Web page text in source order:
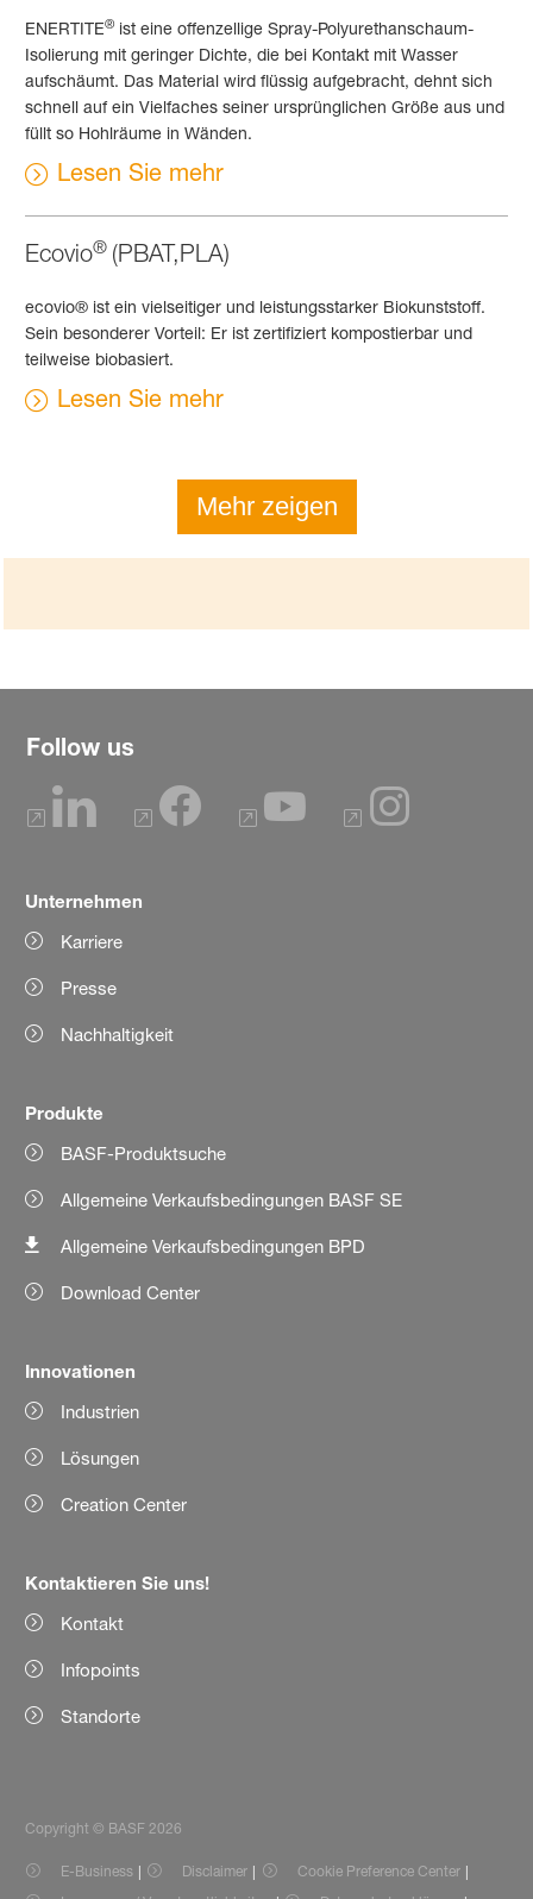
ENERTITE® ist eine offenzellige Spray-Polyurethanschaum-
Isolierung mit geringer Dichte, die bei Kontakt mit Wasser
aufschäumt. Das Material wird flüssig aufgebracht, dehnt sich
schnell auf ein Vielfaches seiner ursprünglichen Größe aus und
füllt so Hohlräume in Wänden.
Lesen Sie mehr
Ecovio® (PBAT,PLA)
ecovio® ist ein vielseitiger und leistungsstarker Biokunststoff.
Sein besonderer Vorteil: Er ist zertifiziert kompostierbar und
teilweise biobasiert.
Lesen Sie mehr
Mehr zeigen
Follow us
Unternehmen
Karriere
Presse
Nachhaltigkeit
Produkte
BASF-Produktsuche
Allgemeine Verkaufsbedingungen BASF SE
Allgemeine Verkaufsbedingungen BPD
Download Center
Innovationen
Industrien
Lösungen
Creation Center
Kontaktieren Sie uns!
Kontakt
Infopoints
Standorte
Copyright © BASF 2026
E-Business Disclaimer
Cookie Preference Center